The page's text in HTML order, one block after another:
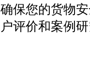
确保您的货物
户评价和案例